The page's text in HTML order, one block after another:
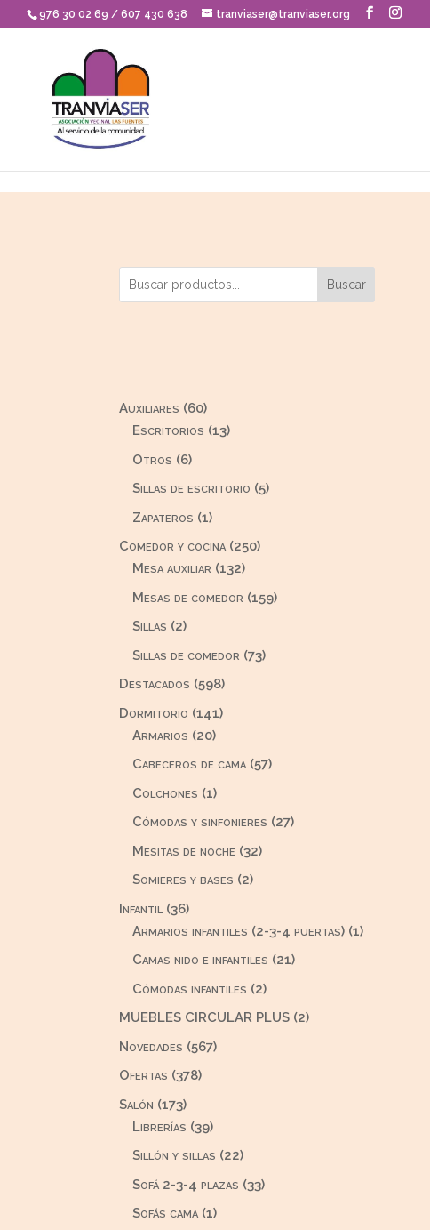
Skip to content
976 30 02 69 / 607 430 638 tranviaser@tranviaser.org
Buscar
Auxiliares 6060
productos
Escritorios 1313
Otros 66
Sillas de escritorio 55
Zapateros 11
producto
Comedor y cocina 250250
Mesa auxiliar 132132
productos
Mesas de comedor 159159
Sillas 22
productos
Sillas de comedor 7373
Destacados 598598
productos
Dormitorio 141141
Armarios 2020
productos
Cabeceros de cama 5757
Colchones 11
Cómodas y sinfonieres 2727
Mesitas de noche 3232
Somieres y bases 22
Infantil 3636
productos
Armarios infantiles (2-3-4 puertas) 11
Camas nido e infantiles 2121
Cómodas infantiles 22
productos
MUEBLES CIRCULAR PLUS 22
Novedades 567567
Ofertas 378378
Salón 173173
productos
Librerías 3939
productos
Sillón y sillas 2222
productos
Sofá 2-3-4 plazas 3333
Sofás cama 11